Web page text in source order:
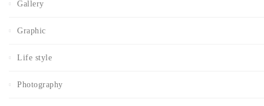
Gallery
Graphic
Life style
Photography